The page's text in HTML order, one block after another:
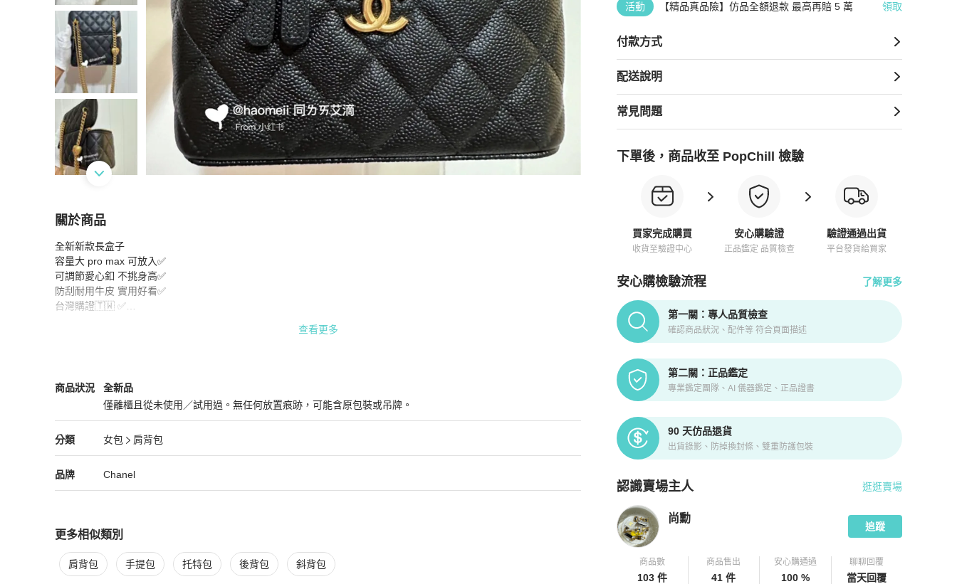
活動 【精品真品險】仿品全額退款 最高再賠 5 萬 領取
付款方式
配送說明
常見問題
下單後，商品收至 PopChill 檢驗
買家完成購買
收貨至驗證中心
安心購驗證
正品鑑定 品質檢查
驗證通過出貨
平台發貨給買家
安心購檢驗流程 了解更多
PopChill拍拍圈正品驗證、安心購檢驗流程介紹
第一關：專人品質檢查
確認商品狀況、配件等 符合頁面描述
第二關：正品鑑定
專業鑑定團隊、AI 儀器鑑定、正品證書
90 天仿品退貨
出貨錄影、防掉換封條、雙重防護包裝
認識賣場主人
PopChill 拍拍圈嚴選賣家
逛逛賣場
尚勳
追蹤
商品數
103 件
商品售出
41 件
安心購通過
100 %
聊聊回覆
當天回覆
關於商品
關於Chanel 愛心調節釦 長盒子 愛心調節扣 本季最火款式🔥
全新新款長盒子
容量大 pro max 可放入✅
可調節愛心釦 不挑身高✅
防刮耐用牛皮 實用好看✅
台灣購證🇹🇼 ✅
照片均本人實品、實物拍攝
上水印以防盜圖
#愛心長盒子
#調節釦
#愛心款
查看更多
商品狀況
Chanel女包商品狀態與細節
全新品
僅離櫃且從未使用／試用過。無任何放置痕跡，可能含原包裝或吊牌。
全新品
分類
Chanel 女包分類資訊
女包
肩背包
女包/肩背包推薦
品牌
Chanel 精品女包品牌介紹
Chanel
Chanel 推薦清單
更多相似類別
更多Chanel 女包相似商品推薦
肩背包 手提包 托特包 後背包 斜背包